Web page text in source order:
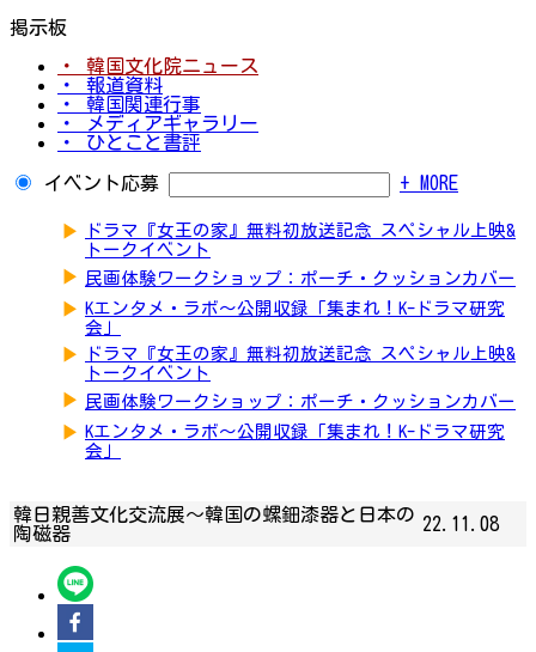
掲示板
・ 韓国文化院ニュース
・ 報道資料
・ 韓国関連行事
・ メディアギャラリー
・ ひとこと書評
イベント応募 + MORE
▶
ドラマ『女王の家』無料初放送記念 スペシャル上映&
トークイベント
▶ 民画体験ワークショップ：ポーチ・クッションカバー
▶ Kエンタメ・ラボ～公開収録「集まれ！K-ドラマ研究
会」
▶
ドラマ『女王の家』無料初放送記念 スペシャル上映&
トークイベント
▶ 民画体験ワークショップ：ポーチ・クッションカバー
▶ Kエンタメ・ラボ～公開収録「集まれ！K-ドラマ研究
会」
韓日親善文化交流展～韓国の螺鈿漆器と日本の
陶磁器
22.11.08